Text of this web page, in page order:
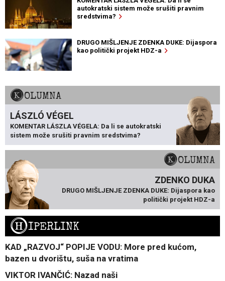
autokratski sistem može srušiti pravnim
sredstvima?
DRUGO MIŠLJENJE ZDENKA DUKE: Dijaspora
kao politički projekt HDZ-a
KOLUMNA
LÁSZLÓ VÉGEL
KOMENTAR LÁSZLA VÉGELA: Da li se autokratski
sistem može srušiti pravnim sredstvima?
KOLUMNA
ZDENKO DUKA
DRUGO MIŠLJENJE ZDENKA DUKE: Dijaspora kao
politički projekt HDZ-a
HIPERLINK
KAD „RAZVOJ“ POPIJE VODU: More pred kućom,
bazen u dvorištu, suša na vratima
VIKTOR IVANČIĆ: Nazad naši